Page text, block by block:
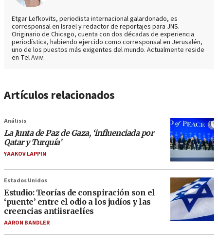
Etgar Lefkovits, periodista internacional galardonado, es
corresponsal en Israel y redactor de reportajes para JNS.
Originario de Chicago, cuenta con dos décadas de experiencia
periodística, habiendo ejercido como corresponsal en Jerusalén,
uno de los puestos más exigentes del mundo. Actualmente reside
en Tel Aviv.
Artículos relacionados
Análisis
La Junta de Paz de Gaza, ‘influenciada por
Qatar y Turquía’
YAAKOV LAPPIN
Estados Unidos
Estudio: Teorías de conspiración son el
‘puente’ entre el odio a los judíos y las
creencias antiisraelíes
AARON BANDLER